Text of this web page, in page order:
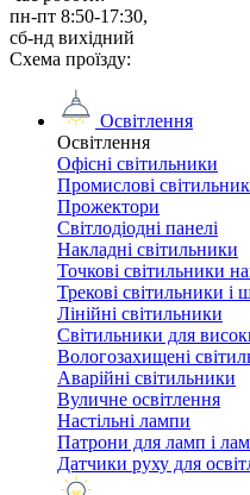
пн-пт 8:50-17:30,
сб-нд вихідний
Схема проїзду:
Освітлення
Освітлення
Офісні світильники
Промислові
Прожектори
Світлодіодні панелі
Накладні світильники
Точкові світильники
Трекові світильники і
Лінійні світильники
Світильники для
Вологозахищені
Аварійні світильники
Вуличне освітлення
Настільні лампи
Патрони для ламп і
Датчики руху для